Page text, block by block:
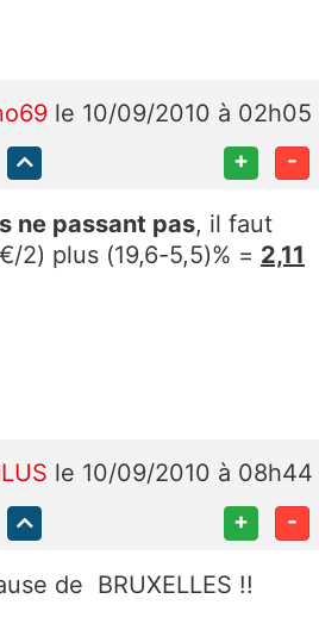
le 10/09/2010 à 02h05
+ -
ne passant pas, il faut
2) plus (19,6-5,5)% = 2,11
le 10/09/2010 à 08h44
+ -
de BRUXELLES !!